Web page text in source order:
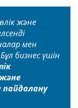
және
мен
бизнес үшін